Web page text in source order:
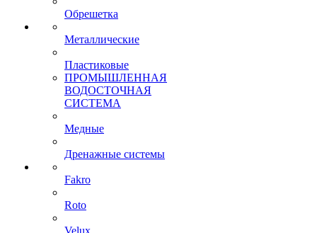
Обрешетка
Металлические
Пластиковые
ПРОМЫШЛЕННАЯ
ВОДОСТОЧНАЯ
СИСТЕМА
Медные
Дренажные системы
Fakro
Roto
Velux